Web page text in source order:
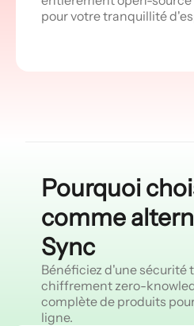
pour votre tranquillité
Pourquoi
comme
Sync
Bénéficiez d'une sécurité
chiffrement zero-
complète de produits
ligne.